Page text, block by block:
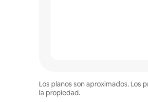
Los planos son aproximados. Los
la propiedad.